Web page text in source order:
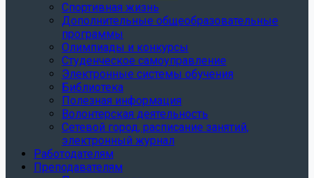
Спортивная жизнь
Дополнительные общеобразовательные
программы
Олимпиады и конкурсы
Студенческое самоуправление
Электронные системы обучения
Библиотека
Полезная информация
Волонтерская деятельность
Сетевой город, расписание занятий,
электронный журнал
Работодателям
Преподавателям